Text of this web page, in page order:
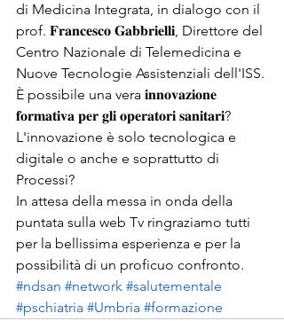
di Medicina Integrata, in dialogo con il
prof. 𝐅𝐫𝐚𝐧𝐜𝐞𝐬𝐜𝐨 𝐆𝐚𝐛𝐛𝐫𝐢𝐞𝐥𝐥𝐢, Direttore del
Centro Nazionale di Telemedicina e
Nuove Tecnologie Assistenziali dell'ISS.
È possibile una vera 𝐢𝐧𝐧𝐨𝐯𝐚𝐳𝐢𝐨𝐧𝐞
𝐟𝐨𝐫𝐦𝐚𝐭𝐢𝐯𝐚 𝐩𝐞𝐫 𝐠𝐥𝐢 𝐨𝐩𝐞𝐫𝐚𝐭𝐨𝐫𝐢 𝐬𝐚𝐧𝐢𝐭𝐚𝐫𝐢?
L'innovazione è solo tecnologica e
digitale o anche e soprattutto di
Processi?
In attesa della messa in onda della
puntata sulla web Tv ringraziamo tutti
per la bellissima esperienza e per la
possibilità di un proficuo confronto.
#ndsan #network #salutementale
#pschiatria #Umbria #formazione